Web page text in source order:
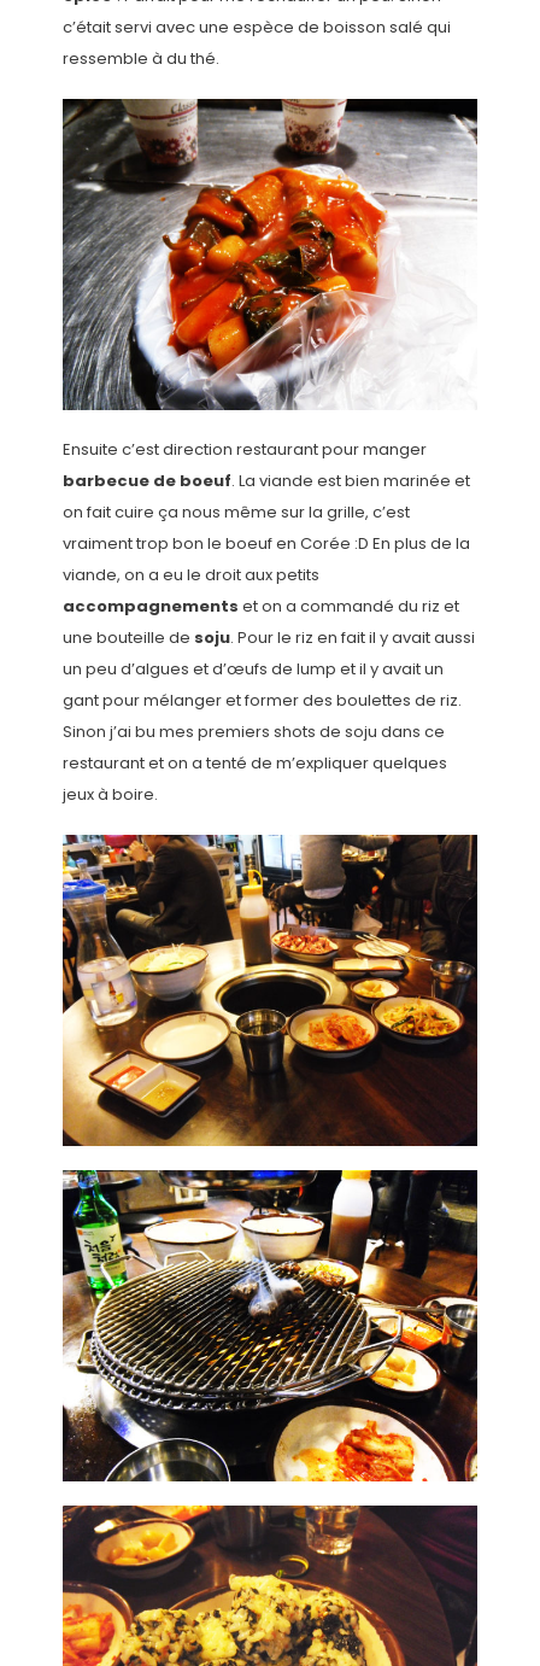
c’était servi avec une espèce de boisson salé qui
ressemble à du thé.
Ensuite c’est direction restaurant pour manger
barbecue de boeuf. La viande est bien marinée et
on fait cuire ça nous même sur la grille, c’est
vraiment trop bon le boeuf en Corée :D En plus de la
viande, on a eu le droit aux petits
accompagnements et on a commandé du riz et
une bouteille de soju. Pour le riz en fait il y avait aussi
un peu d’algues et d’œufs de lump et il y avait un
gant pour mélanger et former des boulettes de riz.
Sinon j’ai bu mes premiers shots de soju dans ce
restaurant et on a tenté de m’expliquer quelques
jeux à boire.